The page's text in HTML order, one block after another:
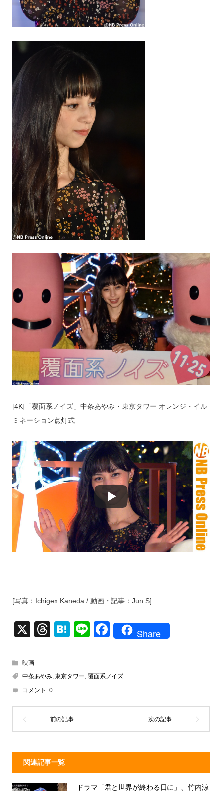
[4K]「覆面系ノイズ」中条あやみ・東京タワー オレンジ・イル
ミネーション点灯式
[写真：Ichigen Kaneda / 動画・記事：Jun.S]
X
T
a
d
s
H
n
Li
F
e
o
Share
映画
中条あやみ, 東京タワー, 覆面系ノイズ
コメント: 0
関連記事一覧
ドラマ「君と世界が終わる日に」、竹内涼